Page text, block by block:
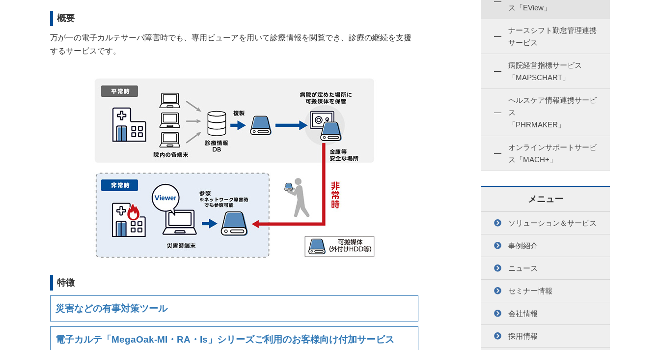
概要
万が一の電子カルテサーバ障害時でも、専用ビューアを用いて診療情報を閲覧でき、診療の継続を支援
するサービスです。
特徴
災害などの有事対策ツール
電子カルテ「MegaOak-MI・RA・Is」シリーズご利用のお客様向け付加サービス
ス「EView」
ナースシフト勤怠管理連携
サービス
病院経営指標サービス
「MAPSCHART」
ヘルスケア情報連携サービ
ス
「PHRMAKER」
オンラインサポートサービ
ス「MACH+」
メニュー
ソリューション＆サービス
事例紹介
ニュース
セミナー情報
会社情報
採用情報